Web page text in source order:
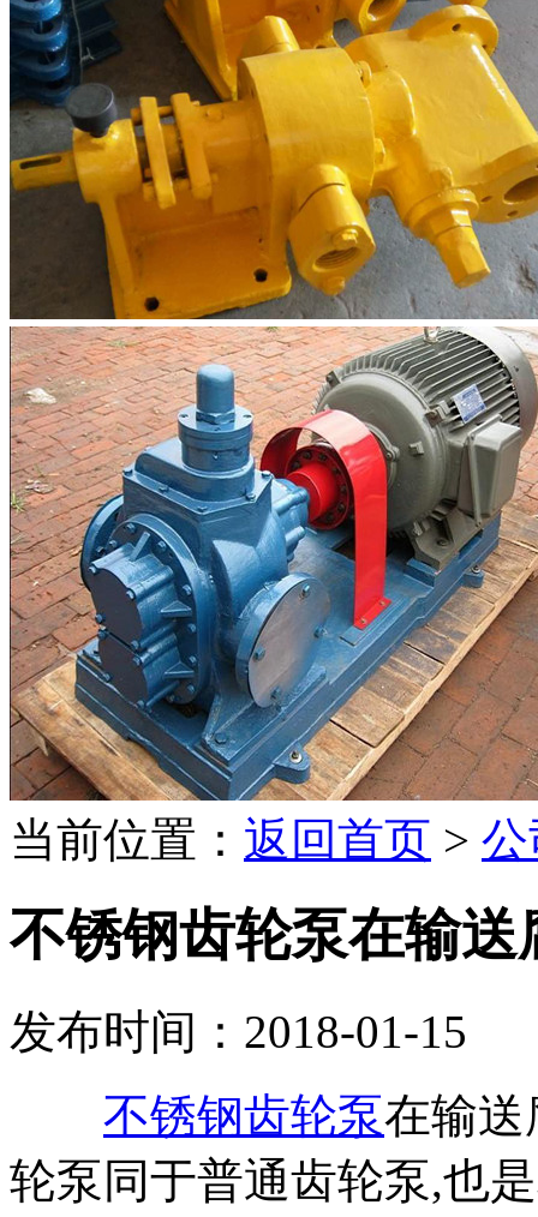
当前位置： 返回首页 >
不锈钢齿轮泵在输
发布时间：2018-01-15
不锈钢齿轮泵在输送
轮泵同于普通齿轮泵,也